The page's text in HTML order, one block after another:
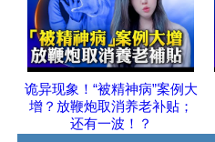
诡异现象！“被精神病”案例大
增？放鞭炮取消养老补贴；
还有一波！？